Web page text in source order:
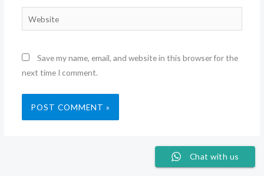
Website
Save my name, email, and website in this browser for the
next time I comment.
Chat with us